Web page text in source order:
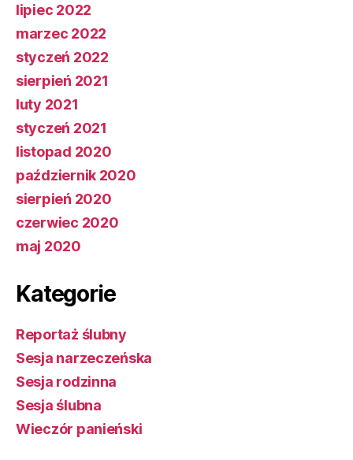
lipiec 2022
marzec 2022
styczeń 2022
sierpień 2021
luty 2021
styczeń 2021
listopad 2020
październik 2020
sierpień 2020
czerwiec 2020
maj 2020
Kategorie
Reportaż ślubny
Sesja narzeczeńska
Sesja rodzinna
Sesja ślubna
Wieczór panieński